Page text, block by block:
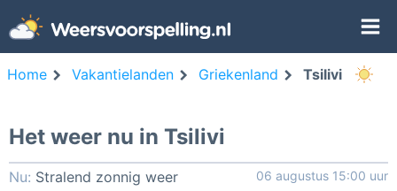
Home Vakantielanden Griekenland Tsilivi
Het weer nu in Tsilivi
Nu: Stralend zonnig weer 06 augustus 15:00 uur